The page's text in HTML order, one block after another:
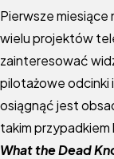
Pierwsze miesiące
wielu projektów
zainteresować
pilotażowe odcinki
osiągnąć jest
takim przypadkiem
What the Dead